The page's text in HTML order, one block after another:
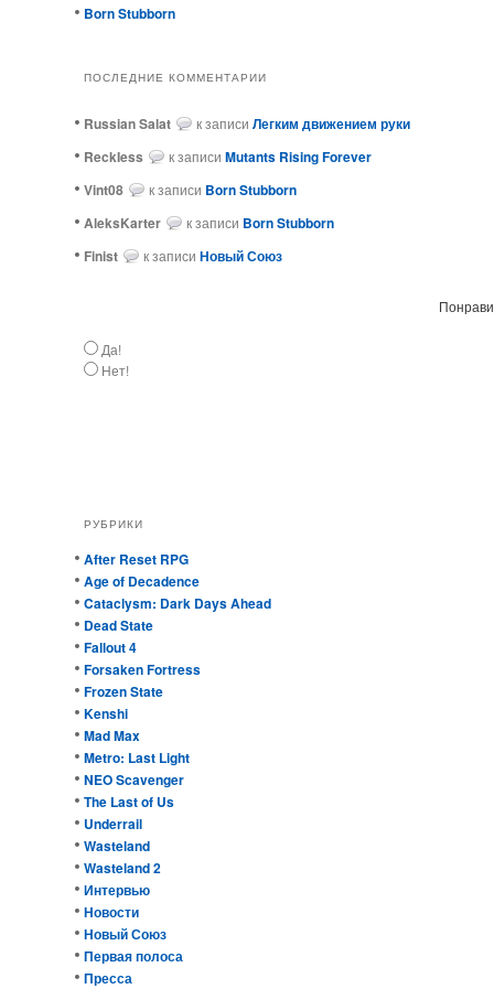
Born Stubborn
ПОСЛЕДНИЕ КОММЕНТАРИИ
Russian Salat к записи Легким движением руки
ReckIess
к записи Mutants Rising Forever
Vint08
к записи Born Stubborn
AleksKarter
к записи Born Stubborn
Finist
к записи Новый Союз
Да!
Нет!
РУБРИКИ
After Reset RPG
Age of Decadence
Cataclysm: Dark Days Ahead
Dead State
Fallout 4
Forsaken Fortress
Frozen State
Kenshi
Mad Max
Metro: Last Light
NEO Scavenger
The Last of Us
Underrail
Wasteland
Wasteland 2
Интервью
Новости
Новый Союз
Первая полоса
Пресса